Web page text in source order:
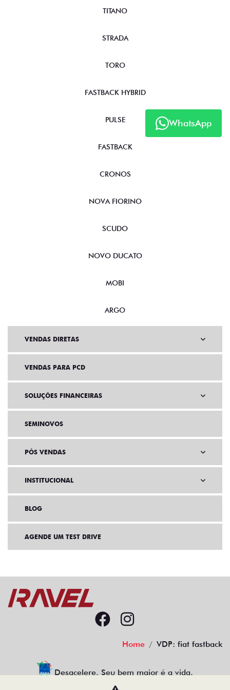
WhatsApp
TITANO
STRADA
TORO
FASTBACK HYBRID
PULSE
FASTBACK
CRONOS
NOVA FIORINO
SCUDO
NOVO DUCATO
MOBI
ARGO
VENDAS DIRETAS
VENDAS PARA PCD
SOLUÇÕES FINANCEIRAS
SEMINOVOS
PÓS VENDAS
INSTITUCIONAL
BLOG
AGENDE UM TEST DRIVE
Home VDP: fiat fastback
Desacelere. Seu bem maior é a vida.